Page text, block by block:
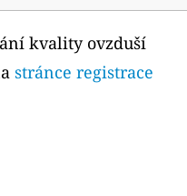
kvality ovzduší
stránce registrace